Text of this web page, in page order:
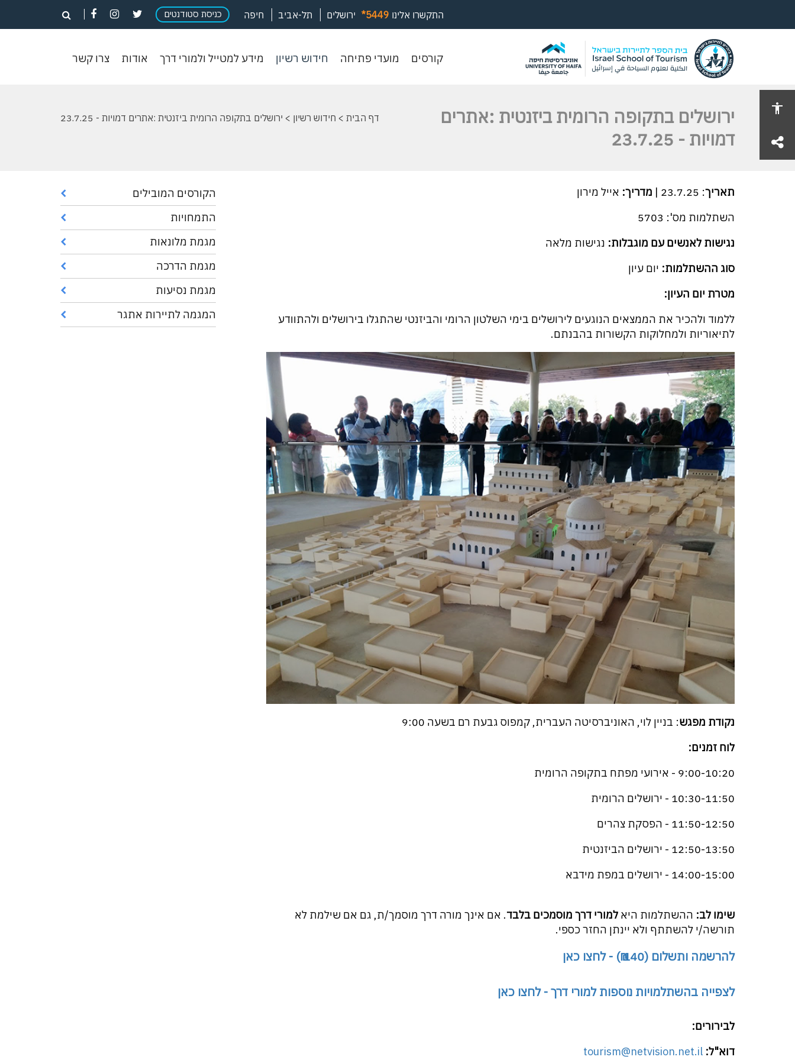
share
פתח
חיפוש
כניסת סטודנטים פתחפתח
חיפוש
פתח
חיפוש
ירושלים תל-אביב חיפה התקשרו אלינו *5449
קורסים קורסים
מועדי פתיחה מועדי
חידוש רשיון חידוש
מידע למטייל ולמורי דרךמידעאודות אודות
צרו קשרצרו
ירושלים בתקופה הרומית ביזנטית :אתרים
דמויות - 23.7.25
דף הבית > חידוש רשיון > ירושלים בתקופה הרומית ביזנטית :אתרים דמויות - 23.7.25
תאריך: 23.7.25 | מדריך: אייל מירון
השתלמות מס': 5703
נגישות לאנשים עם מוגבלות: נגישות מלאה
סוג ההשתלמות: יום עיון
מטרת יום העיון:
ללמוד ולהכיר את הממצאים הנוגעים לירושלים בימי השלטון הרומי והביזנטי שהתגלו בירושלים ולהתוודע
לתיאוריות ולמחלוקות הקשורות בהבנתם.
נקודת מפגש: בניין לוי, האוניברסיטה העברית, קמפוס גבעת רם בשעה 9:00
לוח זמנים:
9:00-10:20 - אירועי מפתח בתקופה הרומית
10:30-11:50 - ירושלים הרומית
11:50-12:50 - הפסקת צהרים
12:50-13:50 - ירושלים הביזנטית
14:00-15:00 - ירושלים במפת מידבא
שימו לב: ההשתלמות היא למורי דרך מוסמכים בלבד. אם אינך מורה דרך מוסמך/ת, גם אם שילמת לא
תורשה/י להשתתף ולא יינתן החזר כספי.
להרשמה ותשלום (140 ₪) - לחצו כאן
לצפייה בהשתלמויות נוספות למורי דרך - לחצו כאן
לבירורים:
דוא"ל: tourism@netvision.net.il
הקורסים המובילים
התמחויות
מגמת מלונאות
מגמת הדרכה
מגמת נסיעות
המגמה לתיירות אתגר